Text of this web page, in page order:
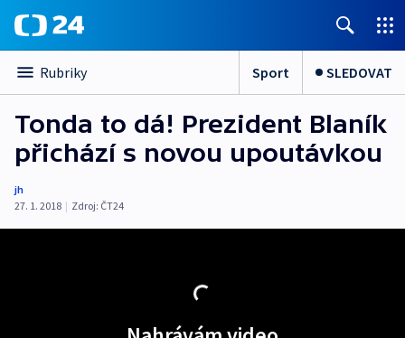
Rubriky Sport SLEDOVAT
Tonda to dá! Prezident Blaník
přichází s novou upoutávkou
jh
27. 1. 2018 | Zdroj: ČT24